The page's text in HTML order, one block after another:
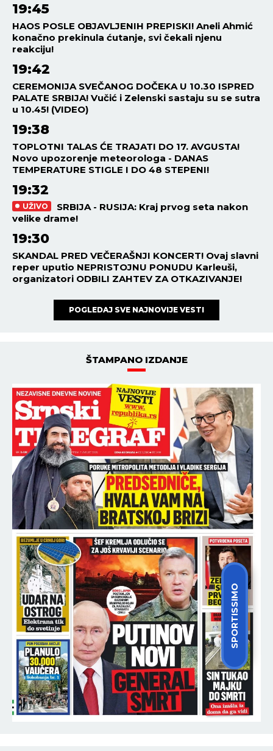
SPORTISSIMO
19:45
HAOS POSLE OBJAVLJENIH PREPISKI! Aneli Ahmić
konačno prekinula ćutanje, svi čekali njenu
reakciju!
19:42
CEREMONIJA SVEČANOG DOČEKA U 10.30 ISPRED
PALATE SRBIJA! Vučić i Zelenski sastaju su se sutra
u 10.45! (VIDEO)
19:38
TOPLOTNI TALAS ĆE TRAJATI DO 17. AVGUSTA!
Novo upozorenje meteorologa - DANAS
TEMPERATURE STIGLE I DO 48 STEPENI!
19:32
UŽIVO
SRBIJA - RUSIJA: Kraj prvog seta nakon
velike drame!
19:30
SKANDAL PRED VEČERAŠNJI KONCERT! Ovaj slavni
reper uputio NEPRISTOJNU PONUDU Karleuši,
organizatori ODBILI ZAHTEV ZA OTKAZIVANJE!
POGLEDAJ SVE NAJNOVIJE VESTI
ŠTAMPANO IZDANJE